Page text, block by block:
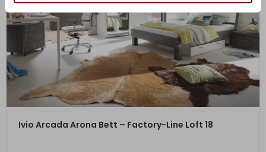
Ivio Arcada Arona Bett – Factory-Line Loft 18